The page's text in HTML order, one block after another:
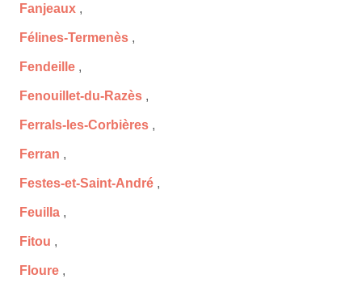
Fanjeaux ,
Félines-Termenès ,
Fendeille ,
Fenouillet-du-Razès ,
Ferrals-les-Corbières ,
Ferran ,
Festes-et-Saint-André ,
Feuilla ,
Fitou ,
Floure ,